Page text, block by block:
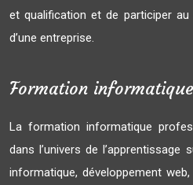
et qualification et de participer au
d’une entreprise.
Formation informatique
La formation informatique
dans l’univers de l’apprentissage
informatique, développement